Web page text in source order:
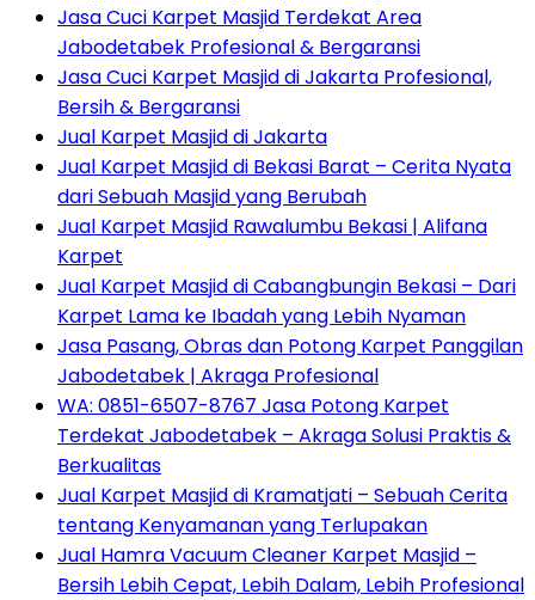
Jasa Cuci Karpet Masjid Terdekat Area
Jabodetabek Profesional & Bergaransi
Jasa Cuci Karpet Masjid di Jakarta Profesional,
Bersih & Bergaransi
Jual Karpet Masjid di Jakarta
Jual Karpet Masjid di Bekasi Barat – Cerita Nyata
dari Sebuah Masjid yang Berubah
Jual Karpet Masjid Rawalumbu Bekasi | Alifana
Karpet
Jual Karpet Masjid di Cabangbungin Bekasi – Dari
Karpet Lama ke Ibadah yang Lebih Nyaman
Jasa Pasang, Obras dan Potong Karpet Panggilan
Jabodetabek | Akraga Profesional
WA: 0851-6507-8767 Jasa Potong Karpet
Terdekat Jabodetabek – Akraga Solusi Praktis &
Berkualitas
Jual Karpet Masjid di Kramatjati – Sebuah Cerita
tentang Kenyamanan yang Terlupakan
Jual Hamra Vacuum Cleaner Karpet Masjid –
Bersih Lebih Cepat, Lebih Dalam, Lebih Profesional